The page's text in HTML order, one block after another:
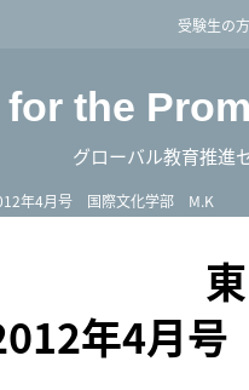
受験生の方
for the
グローバル教育推進
年4月号 国際文化学部 M.K
年4月